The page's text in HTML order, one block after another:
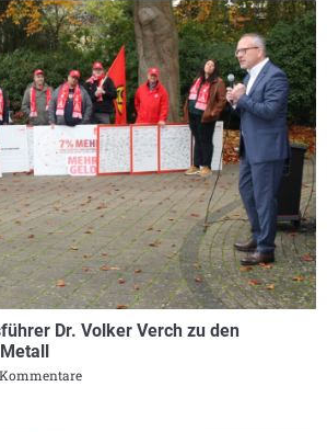
Dr. Volker Verch zu den